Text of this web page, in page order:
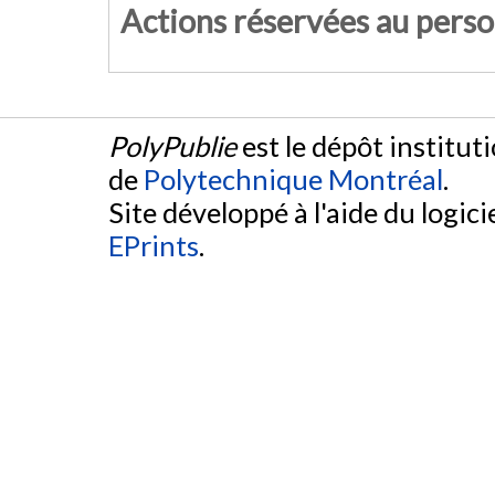
Actions réservées au
PolyPublieest le dépôt
de Polytechnique Montréal.
Site développé à l'aide du
EPrints.